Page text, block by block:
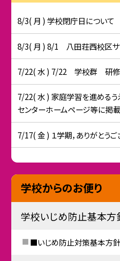
8/3( 月 ) 学校閉庁日について
8/3( 月 ) 8/1 八田荘西校区サ
7/22( 水 ) 7/22 学校群 研修
7/22( 水 ) 家庭学習を進めるう
センターホームページ等に掲載
7/17( 金 ) １学期，ありがとうご
学校からのお便り
学校いじめ防止基本方
■いじめ防止対策基本